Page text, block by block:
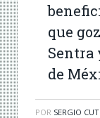
que
Sentra
de
POR SERGIO